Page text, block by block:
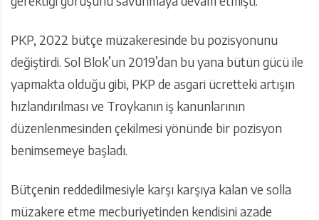
PKP, 2022 bütçe müzakeresinde bu pozisyonunu
değiştirdi. Sol Blok’un 2019’dan bu yana bütün gücü ile
yapmakta olduğu gibi, PKP de asgari ücretteki artışın
hızlandırılması ve Troykanın iş kanunlarının
düzenlenmesinden çekilmesi yönünde bir pozisyon
benimsemeye başladı.
Bütçenin reddedilmesiyle karşı karşıya kalan ve solla
müzakere etme mecburiyetinden kendisini azade